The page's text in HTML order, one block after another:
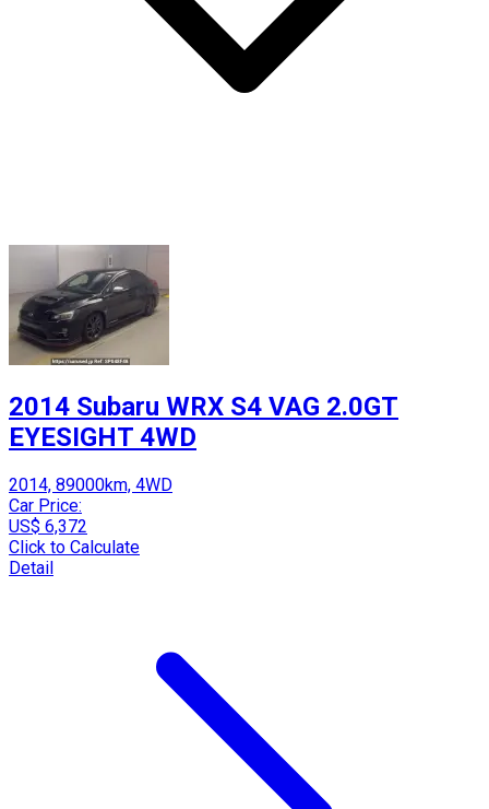
2014 Subaru WRX S4 VAG 2.0GT
EYESIGHT 4WD
2014, 89000km, 4WD
Car Price:
US$ 6,372
Click to Calculate
Detail